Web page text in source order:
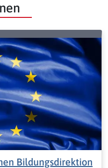
Bildungsdirektion